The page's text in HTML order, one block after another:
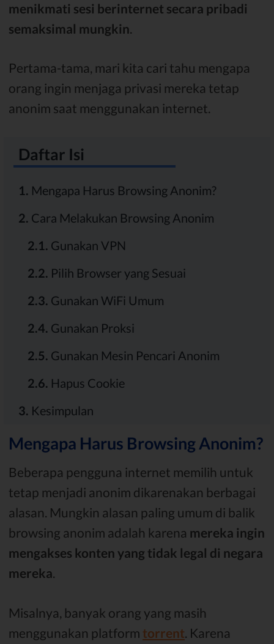
menikmati sesi berinternet secara pribadi
semaksimal mungkin.
Pertama-tama, mari kita cari tahu mengapa
orang ingin menjaga privasi mereka tetap
anonim saat menggunakan internet.
Daftar Isi
1. Mengapa Harus Browsing Anonim?
2. Cara Melakukan Browsing Anonim
2.1. Gunakan VPN
2.2. Pilih Browser yang Sesuai
2.3. Gunakan WiFi Umum
2.4. Gunakan Proksi
2.5. Gunakan Mesin Pencari Anonim
2.6. Hapus Cookie
3. Kesimpulan
Mengapa Harus Browsing Anonim?
Beberapa pengguna internet memilih untuk
tetap menjadi anonim dikarenakan berbagai
alasan. Mungkin alasan paling umum di balik
browsing anonim adalah karena mereka ingin
mengakses konten yang tidak legal di negara
mereka.
Misalnya, banyak orang yang masih
menggunakan platform torrent . Karena